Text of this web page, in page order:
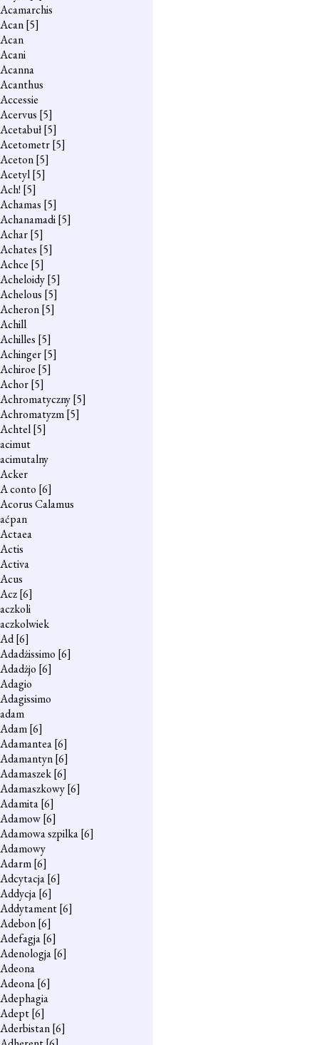
Acamarchis
Acan[5]
Acan
Acani
Acanna
Acanthus
Accessie
Acervus [5]
Acetabuł[5]
Acetometr[5]
Aceton[5]
Acetyl[5]
Ach! [5]
Achamas [5]
Achanamadi[5]
Achar[5]
Achates [5]
Achce [5]
Acheloidy[5]
Achelous [5]
Acheron[5]
Achill
Achilles [5]
Achinger[5]
Achiroe [5]
Achor[5]
Achromatyczny[5]
Achromatyzm[5]
Achtel[5]
acimut
acimutalny
Acker
A conto [6]
Acorus Calamus
aćpan
Actaea
Actis
Activa
Acus
Acz[6]
aczkoli
aczkolwiek
Ad[6]
Adadżissimo [6]
Adadżjo [6]
Adagio
Adagissimo
adam
Adam[6]
Adamantea[6]
Adamantyn[6]
Adamaszek[6]
Adamaszkowy[6]
Adamita[6]
Adamow[6]
Adamowa szpilka[6]
Adamowy
Adarm[6]
Adcytacja[6]
Addycja[6]
Addytament[6]
Adebon[6]
Adefagja[6]
Adenologja[6]
Adeona
Adeona[6]
Adephagia
Adept[6]
Aderbistan[6]